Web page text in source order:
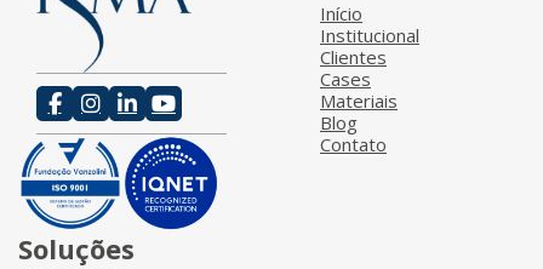
Início
Institucional
Clientes
Cases
Materiais
Blog
Contato
Soluções